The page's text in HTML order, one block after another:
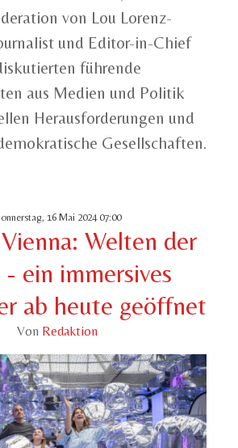
von Lou Lorenz-
und Editor-in-Chief
führende
aus Medien und Politik
Herausforderungen und
Gesellschaften.
16 Mai 2024 07:00
Welten der
- ein immersives
ab heute geöffnet
Von Redaktion